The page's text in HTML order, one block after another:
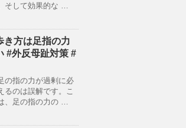
そして効果的な …
き方は足指の力
#外反母趾対策 #
の指の力が過剰に必
るのは誤解です。こ
、足の指の力の …